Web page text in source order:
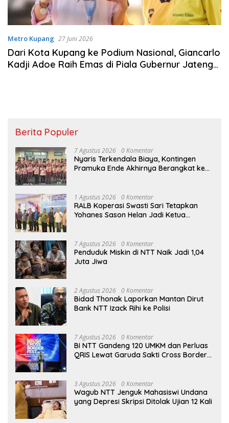
Metro Kupang 27 Juni 2026
Dari Kota Kupang ke Podium Nasional, Giancarlo
Kadji Adoe Raih Emas di Piala Gubernur Jateng
Berita Populer
7 Agustus 2026 0 Komentar
Nyaris Terkendala Biaya, Kontingen
Pramuka Ende Akhirnya Berangkat ke
1 Agustus 2026 0 Komentar
RALB Koperasi Swasti Sari Tetapkan
Yohanes Sason Helan Jadi Ketua
7 Agustus 2026 0 Komentar
Penduduk Miskin di NTT Naik Jadi 1,04
Juta Jiwa
2 Agustus 2026 0 Komentar
Bidad Thonak Laporkan Mantan Dirut
Bank NTT Izack Rihi ke Polisi
7 Agustus 2026 0 Komentar
BI NTT Gandeng 120 UMKM dan Perluas
QRIS Lewat Garuda Sakti Cross Border
3 Agustus 2026 0 Komentar
Wagub NTT Jenguk Mahasiswi Undana
yang Depresi Skripsi Ditolak Ujian 12 Kali